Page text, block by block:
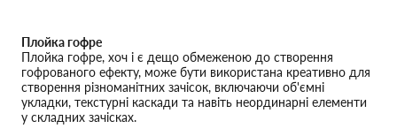
Плойка гофре
Плойка гофре, хоч і є дещо обмеженою до створення
гофрованого ефекту, може бути використана креативно для
створення різноманітних зачісок, включаючи об'ємні
укладки, текстурні каскади та навіть неординарні елементи
у складних зачісках.